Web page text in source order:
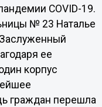
COVID-19.
№ 23 Наталье
ее
корпус
граждан перешла